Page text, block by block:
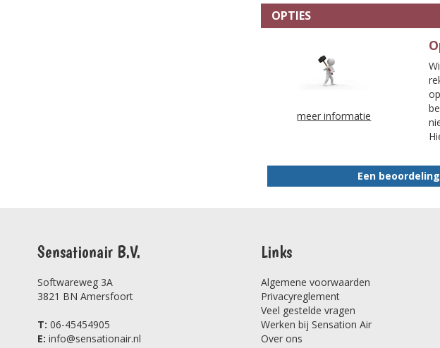
OPTIES
meer informatie
Een
Sensationair B.V.
Softwareweg 3A
3821 BN Amersfoort
T: 06-45454905
E: info@sensationair.nl
Links
Algemene voorwaarden
Privacyreglement
Veel gestelde vragen
Werken bij Sensation Air
Over ons